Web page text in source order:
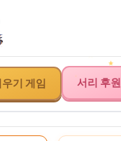
기 게임 서리 후원